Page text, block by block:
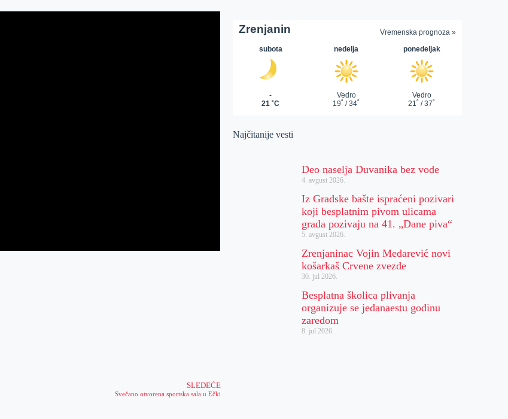
SLEDEĆE
Svečano otvorena sportska sala u Ečki
Najčitanije vesti
Deo naselja Duvanika bez vode
4. avgust 2026.
Iz Gradske bašte ispraćeni pozivari
koji besplatnim pivom ulicama
grada pozivaju na 41. „Dane piva“
5. avgust 2026.
Zrenjaninac Vojin Medarević novi
košarkaš Crvene zvezde
30. jul 2026.
Besplatna školica plivanja
organizuje se jedanaestu godinu
zaredom
8. jul 2026.